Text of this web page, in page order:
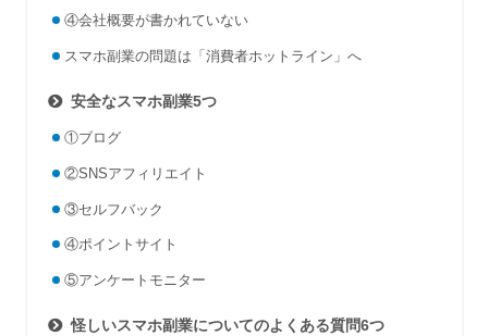
④会社概要が書かれていない
スマホ副業の問題は「消費者ホットライン」へ
安全なスマホ副業5つ
①ブログ
②SNSアフィリエイト
③セルフバック
④ポイントサイト
⑤アンケートモニター
怪しいスマホ副業についてのよくある質問6つ